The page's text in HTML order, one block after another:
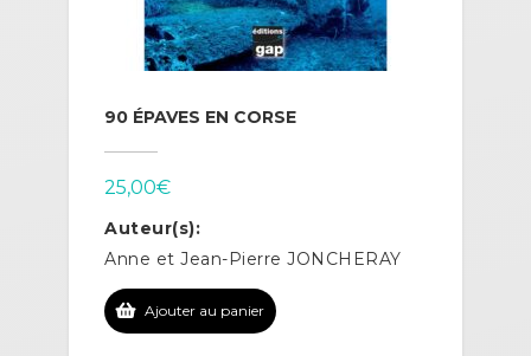
90 ÉPAVES EN CORSE
25,00€
Auteur(s):
Anne et Jean-Pierre JONCHERAY
Ajouter au panier